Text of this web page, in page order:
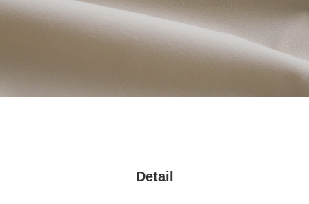
Detail